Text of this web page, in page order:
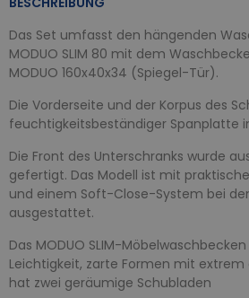
Das Set umfasst den hängenden
MODUO SLIM 80 mit dem
MODUO 160x40x34 (Spiegel-Tür).
Die Vorderseite und der Korpus des
feuchtigkeitsbeständiger Spanplatte
Die Front des Unterschranks wurde
gefertigt. Das Modell ist mit
und einem Soft-Close-System bei
ausgestattet.
Das MODUO SLIM-
Leichtigkeit, zarte Formen mit
hat zwei geräumige Schubladen